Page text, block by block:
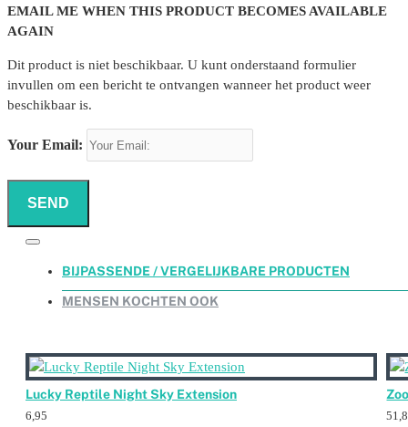
EMAIL ME WHEN THIS PRODUCT BECOMES AVAILABLE
AGAIN
Dit product is niet beschikbaar. U kunt onderstaand formulier
invullen om een bericht te ontvangen wanneer het product weer
beschikbaar is.
Your Email:
SEND
BIJPASSENDE / VERGELIJKBARE PRODUCTEN
MENSEN KOCHTEN OOK
Lucky Reptile Night Sky Extension
6,95